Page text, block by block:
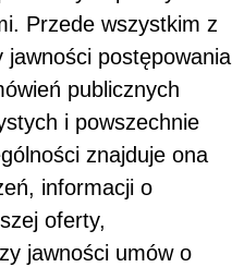
Przede wszystkim z
postępowania
publicznych
i powszechnie
znajduje ona
informacji o
oferty,
jawności umów o